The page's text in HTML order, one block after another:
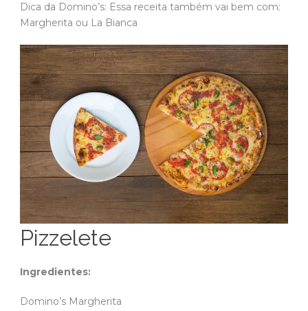
Dica da Domino’s: Essa receita também vai bem com:
Margherita ou La Bianca
Pizzelete
Ingredientes:
Domino’s Margherita